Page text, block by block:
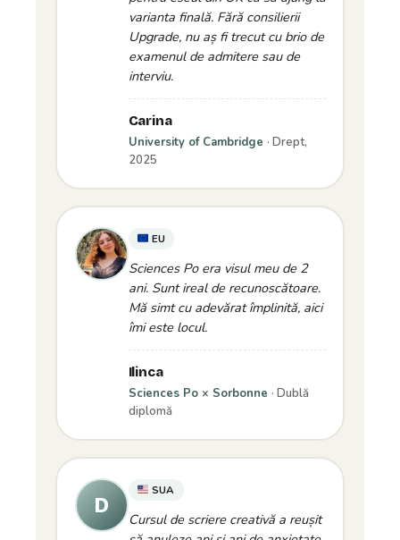
varianta finală. Fără consilierii
Upgrade, nu aș fi trecut cu brio de
examenul de admitere sau de
interviu.
Carina
University of Cambridge · Drept,
2025
EU
Sciences Po era visul meu de 2
ani. Sunt ireal de recunoscătoare.
Mă simt cu adevărat împlinită, aici
îmi este locul.
Ilinca
Sciences Po × Sorbonne · Dublă
diplomă
SUA
Cursul de scriere creativă a reușit